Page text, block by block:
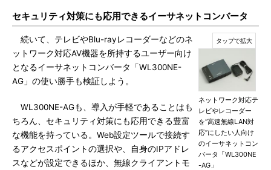
セキュリティ対策にも応用できるイーサネットコンバータ
ネットワーク対応テ
レビやレコーダー
を“高速無線LAN対
応”にしたい人向け
のイーサネットコン
バータ「WL300NE
-AG」
続いて、テレビやBlu-rayレコーダーなどのネ
ットワーク対応AV機器を所持するユーザー向け
となるイーサネットコンバータ「WL300NE-
AG」の使い勝手も検証しよう。
WL300NE-AGも、導入が手軽であることはも
ちろん、セキュリティ対策にも応用できる豊富
な機能を持っている。Web設定ツールで接続す
るアクセスポイントの選択や、自身のIPアドレ
スなどが設定できるほか、無線クライアントモ